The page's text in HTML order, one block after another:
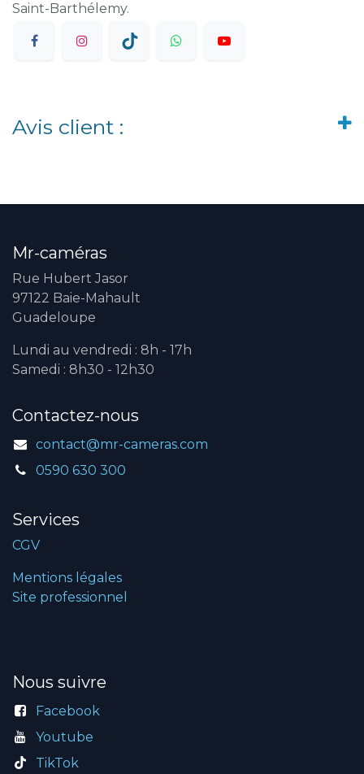
Saint-Barthélemy.
Avis client :
Mr-caméras
Rue Hubert Jasor
97122 Baie-Mahault
Guadeloupe
Lundi au vendredi : 8h - 17h
Samedi : 8h30 - 12h30
Contactez-nous
contact@mr-cameras.com
0590 630 300
Services
CGV
Mentions légales
Site professionnel
Nous suivre
Facebook
Youtube
TikTok